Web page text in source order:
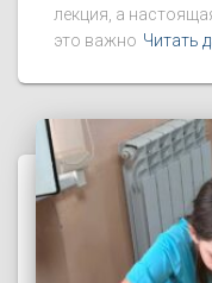
лекция, а
это важно Читать